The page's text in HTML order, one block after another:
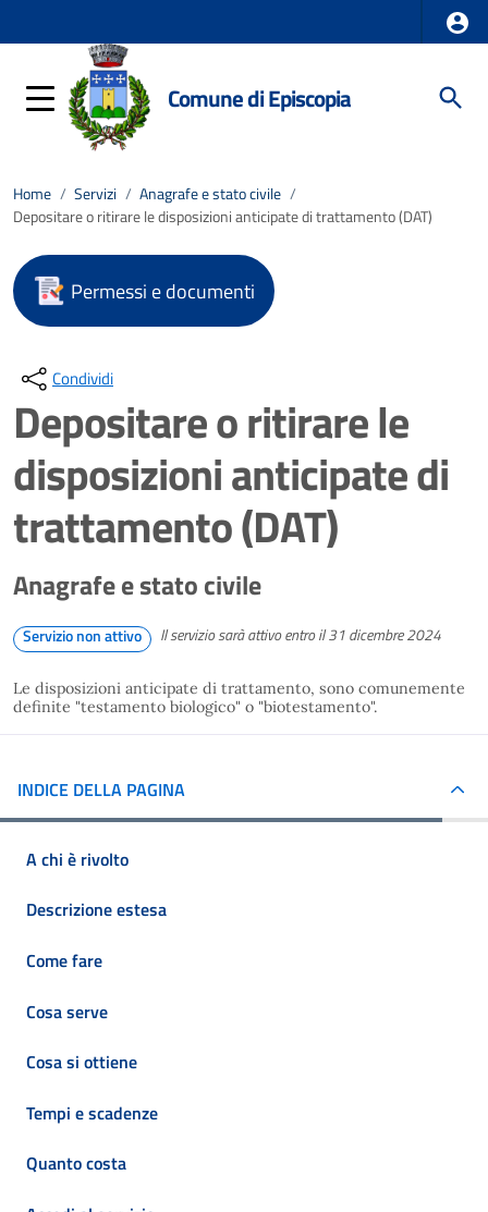
Comune di Episcopia
Home / Servizi / Anagrafe e stato civile /
Depositare o ritirare le disposizioni anticipate di trattamento (DAT)
Permessi e documenti
Condividi
Depositare o ritirare le
disposizioni anticipate di
trattamento (DAT)
Anagrafe e stato civile
Servizio non attivo Il servizio sarà attivo entro il 31 dicembre 2024
Le disposizioni anticipate di trattamento, sono comunemente
definite "testamento biologico" o "biotestamento".
INDICE DELLA PAGINA
A chi è rivolto
Descrizione estesa
Come fare
Cosa serve
Cosa si ottiene
Tempi e scadenze
Quanto costa